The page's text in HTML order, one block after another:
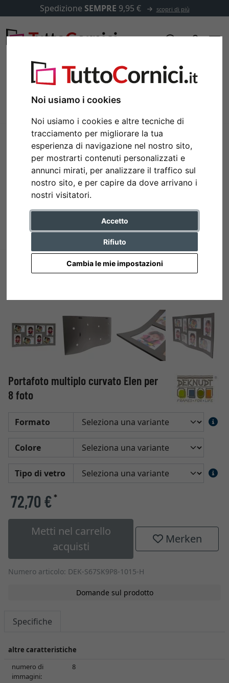
Noi usiamo i cookies
Noi usiamo i cookies e altre tecniche di
tracciamento per migliorare la tua
esperienza di navigazione nel nostro sito,
per mostrarti contenuti personalizzati e
annunci mirati, per analizzare il traffico sul
nostro sito, e per capire da dove arrivano i
nostri visitatori.
Accetto
Rifiuto
Cambia le mie impostazioni
Spedizione SEMPRE 9,95 € scopri di più
Indietro
Portafoto multiplo curvato Elen per
8 foto
Formato
Colore
Tipo di vetro
72,70 €*
Metti nel carrello
acquisti
Merken
Numero articolo: DEK-S67SK9P8-1015-H
Domande sul prodotto
Specifiche
altre caratteristiche
numero di
immagini:
8